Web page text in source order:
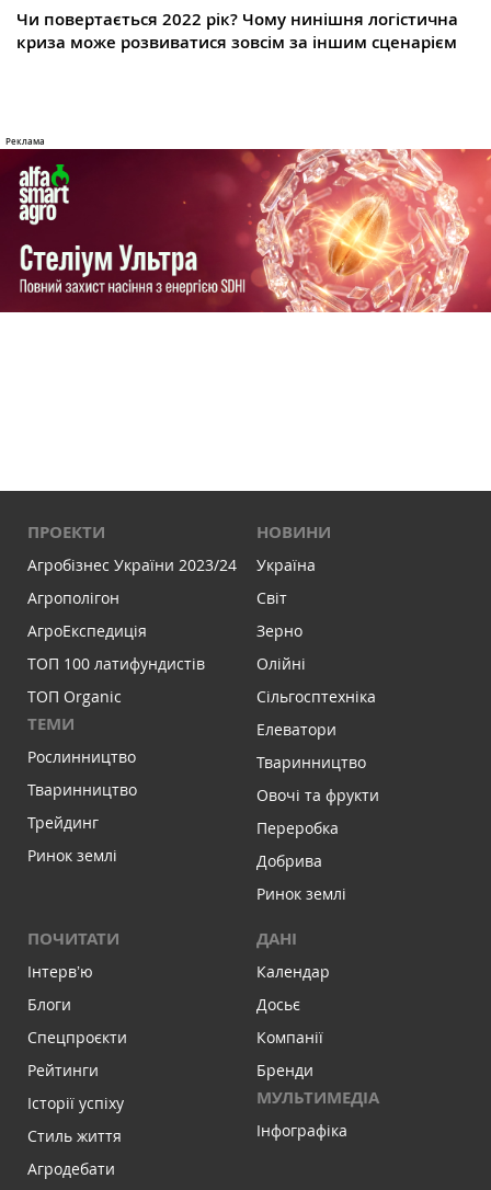
Чи повертається 2022 рік? Чому нинішня логістична
криза може розвиватися зовсім за іншим сценарієм
ПРОЕКТИ
Агробізнес України 2023/24
Агрополігон
АгроЕкспедиція
ТОП 100 латифундистів
ТОП Organic
ТЕМИ
Рослинництво
Тваринництво
Трейдинг
Ринок землі
НОВИНИ
Україна
Світ
Зерно
Олійні
Сільгосптехніка
Елеватори
Тваринництво
Овочі та фрукти
Переробка
Добрива
Ринок землі
ПОЧИТАТИ
Інтервʼю
Блоги
Спецпроєкти
Рейтинги
Історії успіху
Стиль життя
Агродебати
ДАНІ
Календар
Досьє
Компанії
Бренди
МУЛЬТИМЕДІА
Інфографіка